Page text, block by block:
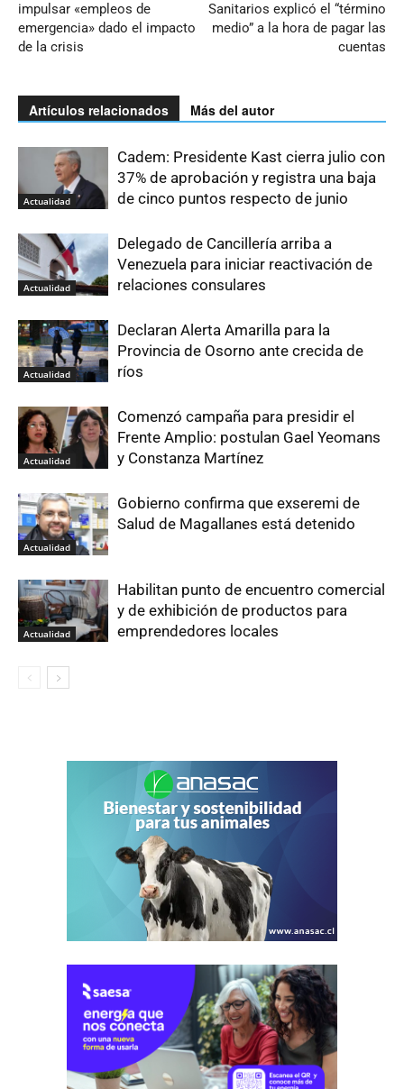
impulsar «empleos de
emergencia» dado el impacto
de la crisis
Sanitarios explicó el “término
medio” a la hora de pagar las
cuentas
Artículos relacionados Más del autor
Actualidad
Cadem: Presidente Kast cierra julio con
37% de aprobación y registra una baja
de cinco puntos respecto de junio
Actualidad
Delegado de Cancillería arriba a
Venezuela para iniciar reactivación de
relaciones consulares
Actualidad
Declaran Alerta Amarilla para la
Provincia de Osorno ante crecida de
ríos
Actualidad
Comenzó campaña para presidir el
Frente Amplio: postulan Gael Yeomans
y Constanza Martínez
Actualidad
Gobierno confirma que exseremi de
Salud de Magallanes está detenido
Actualidad
Habilitan punto de encuentro comercial
y de exhibición de productos para
emprendedores locales